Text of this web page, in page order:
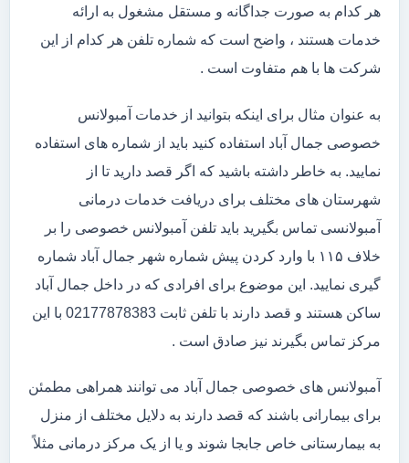
هر کدام به صورت جداگانه و مستقل مشغول به ارائه
خدمات هستند ، واضح است که شماره تلفن هر کدام از این
شرکت ها با هم متفاوت است .
به عنوان مثال برای اینکه بتوانید از خدمات آمبولانس
خصوصی جمال آباد استفاده کنید باید از شماره های استفاده
نمایید. به خاطر داشته باشید که اگر قصد دارید تا از
شهرستان های مختلف برای دریافت خدمات درمانی
آمبولانسی تماس بگیرید باید تلفن آمبولانس خصوصی را بر
خلاف ۱۱۵ با وارد کردن پیش شماره شهر جمال آباد شماره
گیری نمایید. این موضوع برای افرادی که در داخل جمال آباد
ساکن هستند و قصد دارند با تلفن ثابت 02177878383 با این
مرکز تماس بگیرند نیز صادق است .
آمبولانس های خصوصی جمال آباد می توانند همراهی مطمئن
برای بیمارانی باشند که قصد دارند به دلایل مختلف از منزل
به بیمارستانی خاص جابجا شوند و یا از یک مرکز درمانی مثلاً